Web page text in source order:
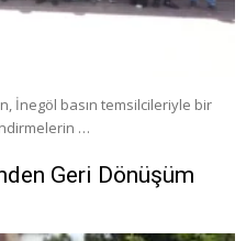
İnegöl basın temsilcileriyle bir
…
Geri Dönüşüm